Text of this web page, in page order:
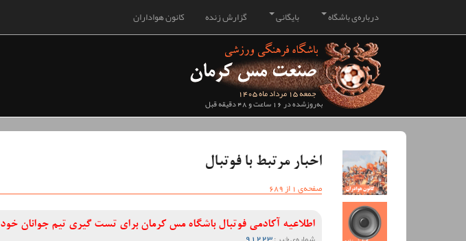
کانون هواداران گزارش زنده بایگانی درباره‌ی باشگاه
جمعه 15 مرداد ماه 1405
به‌روزشده در 16 ساعت و 48 دقیقه قبل
اخبار مرتبط با فوتبال
صفحه‌ی 1 از 689
اطلاعیه آکادمی فوتبال باشگاه مس کرمان برای تست گیری تیم جوانان خود